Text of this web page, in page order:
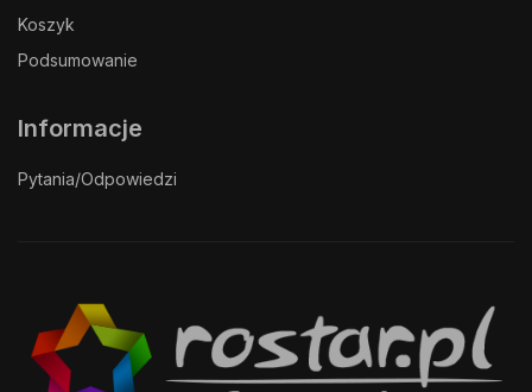
Koszyk
Podsumowanie
Informacje
Pytania/Odpowiedzi